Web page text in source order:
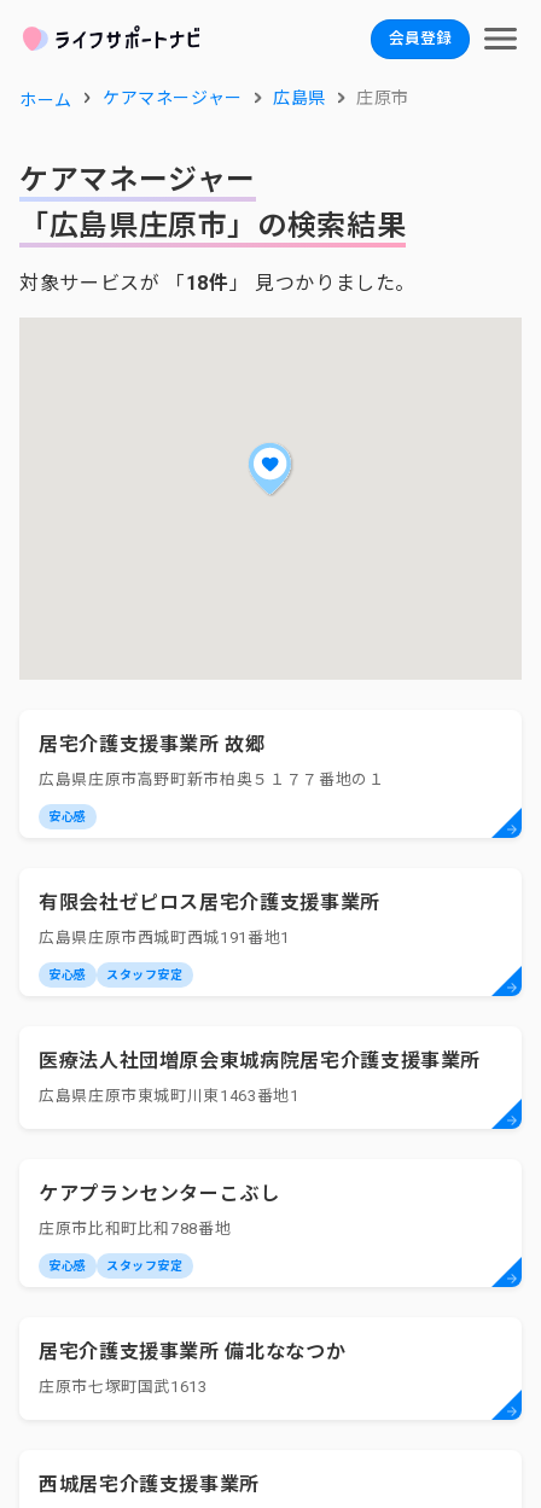
会員登録
ホーム ケアマネージャー 広島県 庄原市
ケアマネージャー
「広島県庄原市」の検索結果
対象サービスが 「18件 」 見つかりました。
居宅介護支援事業所 故郷
広島県庄原市高野町新市柏奥５１７７番地の１
安心感
有限会社ゼピロス居宅介護支援事業所
広島県庄原市西城町西城191番地1
安心感 スタッフ安定
医療法人社団増原会東城病院居宅介護支援事業所
広島県庄原市東城町川東1463番地1
ケアプランセンターこぶし
庄原市比和町比和788番地
安心感 スタッフ安定
居宅介護支援事業所 備北ななつか
庄原市七塚町国武1613
西城居宅介護支援事業所